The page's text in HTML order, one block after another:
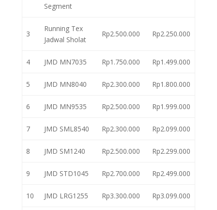
Segment
3
Running Tex
Jadwal Sholat
Rp2.500.000 Rp2.250.000
4 JMD MN7035 Rp1.750.000 Rp1.499.000
5 JMD MN8040 Rp2.300.000 Rp1.800.000
6 JMD MN9535 Rp2.500.000 Rp1.999.000
7 JMD SML8540 Rp2.300.000 Rp2.099.000
8 JMD SM1240 Rp2.500.000 Rp2.299.000
9 JMD STD1045 Rp2.700.000 Rp2.499.000
10 JMD LRG1255 Rp3.300.000 Rp3.099.000